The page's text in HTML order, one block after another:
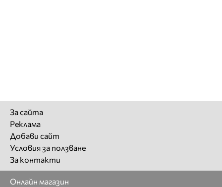
За сайта
Реклама
Добави сайт
Условия за ползване
За контакти
Онлайн магазин